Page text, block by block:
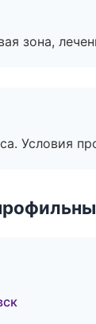
зона,
Условия